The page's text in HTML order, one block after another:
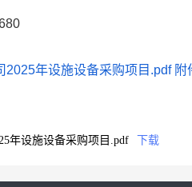
2025年设施设备采购项目.pdf 附
年设施设备采购项目.pdf
下载